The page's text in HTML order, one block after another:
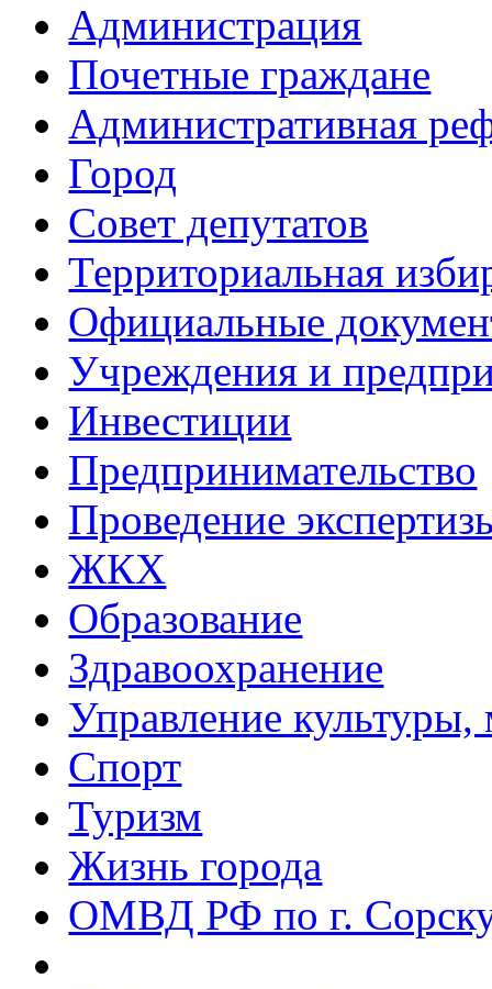
Администрация
Почетные граждане
Административная
Город
Совет депутатов
Территориальная
Официальные
Учреждения и
Инвестиции
Предпринимательство
Проведение
ЖКХ
Образование
Здравоохранение
Управление
Спорт
Туризм
Жизнь города
ОМВД РФ по г.